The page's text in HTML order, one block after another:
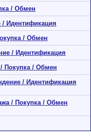
/ Обмен
/ Идентификация
/ Обмен
/ Идентификация
Покупка / Обмен
/ Идентификация
/ Покупка / Обмен